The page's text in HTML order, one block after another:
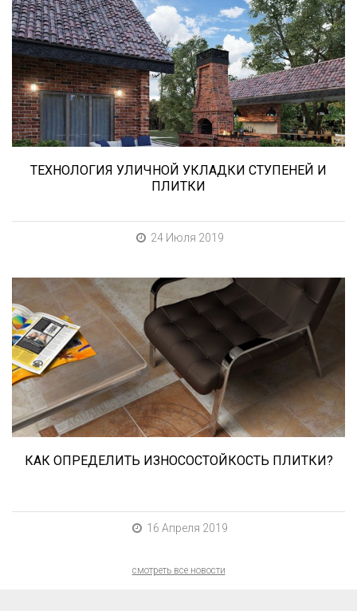
В этой статье мы расскажем о том, что
нужно учесть при выборе и укладке уличных
облицовочных материалов (ступени и плитка).
ТЕХНОЛОГИЯ УЛИЧНОЙ УКЛАДКИ СТУПЕНЕЙ И
ПЛИТКИ
24 Июля 2019
При выборе любой плитки важно важны не
только цвет и размер, но и ее
износостойкость. Как же определить
износостойкость керамической плитки и
керамогранита? Сейчас расскажем.
КАК ОПРЕДЕЛИТЬ ИЗНОСОСТОЙКОСТЬ ПЛИТКИ?
16 Апреля 2019
смотреть все новости